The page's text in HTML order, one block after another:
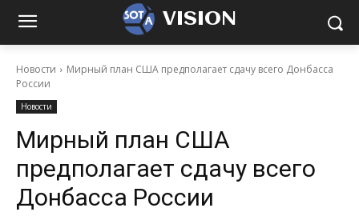
VISION
Новости
Мирный план США предполагает сдачу всего Донбасса
России
Новости
Мирный план США
предполагает сдачу всего
Донбасса России